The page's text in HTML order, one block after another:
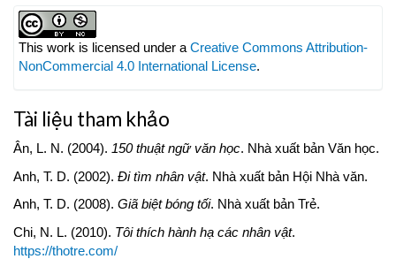
Article
Details
This work is licensed under a Creative Commons Attribution-
NonCommercial 4.0 International License.
Tài liệu tham khảo
Ân, L. N. (2004). 150 thuật ngữ văn học. Nhà xuất bản Văn học.
Anh, T. D. (2002). Đi tìm nhân vật. Nhà xuất bản Hội Nhà văn.
Anh, T. D. (2008). Giã biệt bóng tối. Nhà xuất bản Trẻ.
Chi, N. L. (2010). Tôi thích hành hạ các nhân vật.
https://thotre.com/